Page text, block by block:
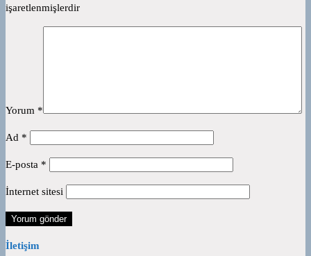
işaretlenmişlerdir
Yorum *
Ad *
E-posta *
İnternet sitesi
İletişim